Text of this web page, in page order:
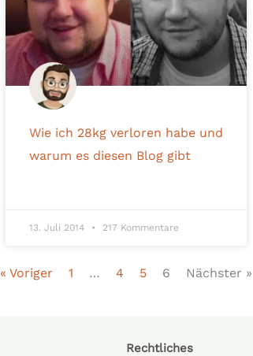
Wie ich 28kg verloren habe und
warum es diesen Blog gibt
13. Juli 2014 217 Kommentare
« Voriger 1 … 4 5 6 Nächster »
Rechtliches